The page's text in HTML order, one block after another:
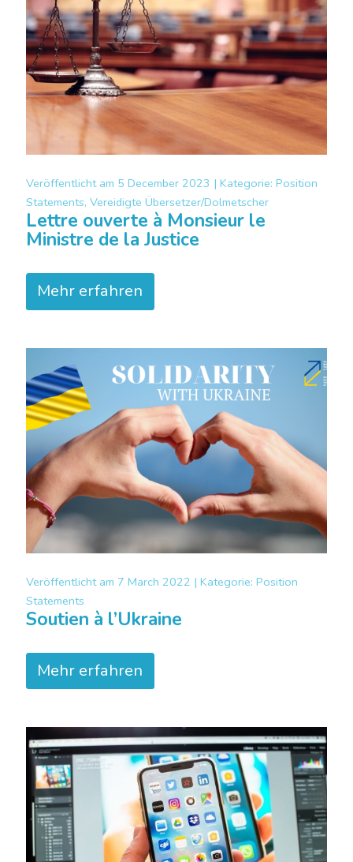
Veröffentlicht am 5 December 2023 | Kategorie: Position
Statements, Vereidigte Übersetzer/Dolmetscher
Lettre ouverte à Monsieur le
Ministre de la Justice
Mehr erfahren
Veröffentlicht am 7 March 2022 | Kategorie: Position
Statements
Soutien à l’Ukraine
Mehr erfahren